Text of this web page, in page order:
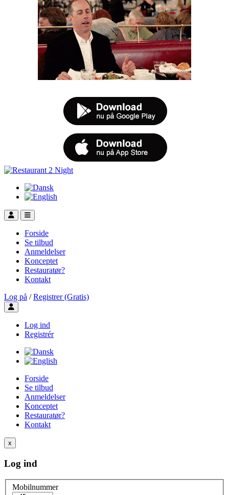
Forside
Se tilbud
Anmeldelser
Konceptet
Restauratør?
Kontakt
Log på / Registrer (Gratis)
Toggle user menu
Log ind
Registrér
Forside
Se tilbud
Anmeldelser
Konceptet
Restauratør?
Kontakt
x
Log ind
Mobilnummer